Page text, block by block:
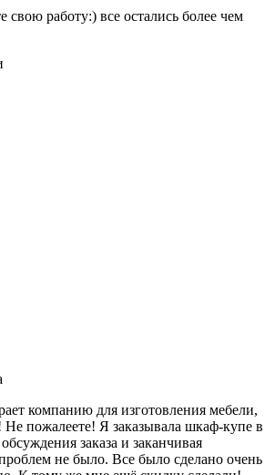
свою работу:) все остались более чем
компанию для изготовления мебели,
пожалеете! Я заказывала шкаф-купе в
заказа и заканчивая
не было. Все было сделано очень